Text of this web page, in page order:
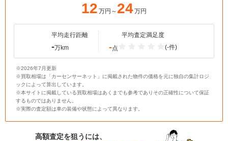
12 万円～ 24万円
平均走行距離
-万km
平均査定満足度
-点 (-件)
※2026年7月更新
※買取相場は「カーセンサーネット」に掲載された物件の価格を元に独自の集計ロジ
ックによって算出しています。
※本サイトに掲載している買取相場はあくまでも参考でありその正確性について保証
するものではありません。
※実際の査定額は車の装備や状態によって異なります。
高額査定を狙うには、